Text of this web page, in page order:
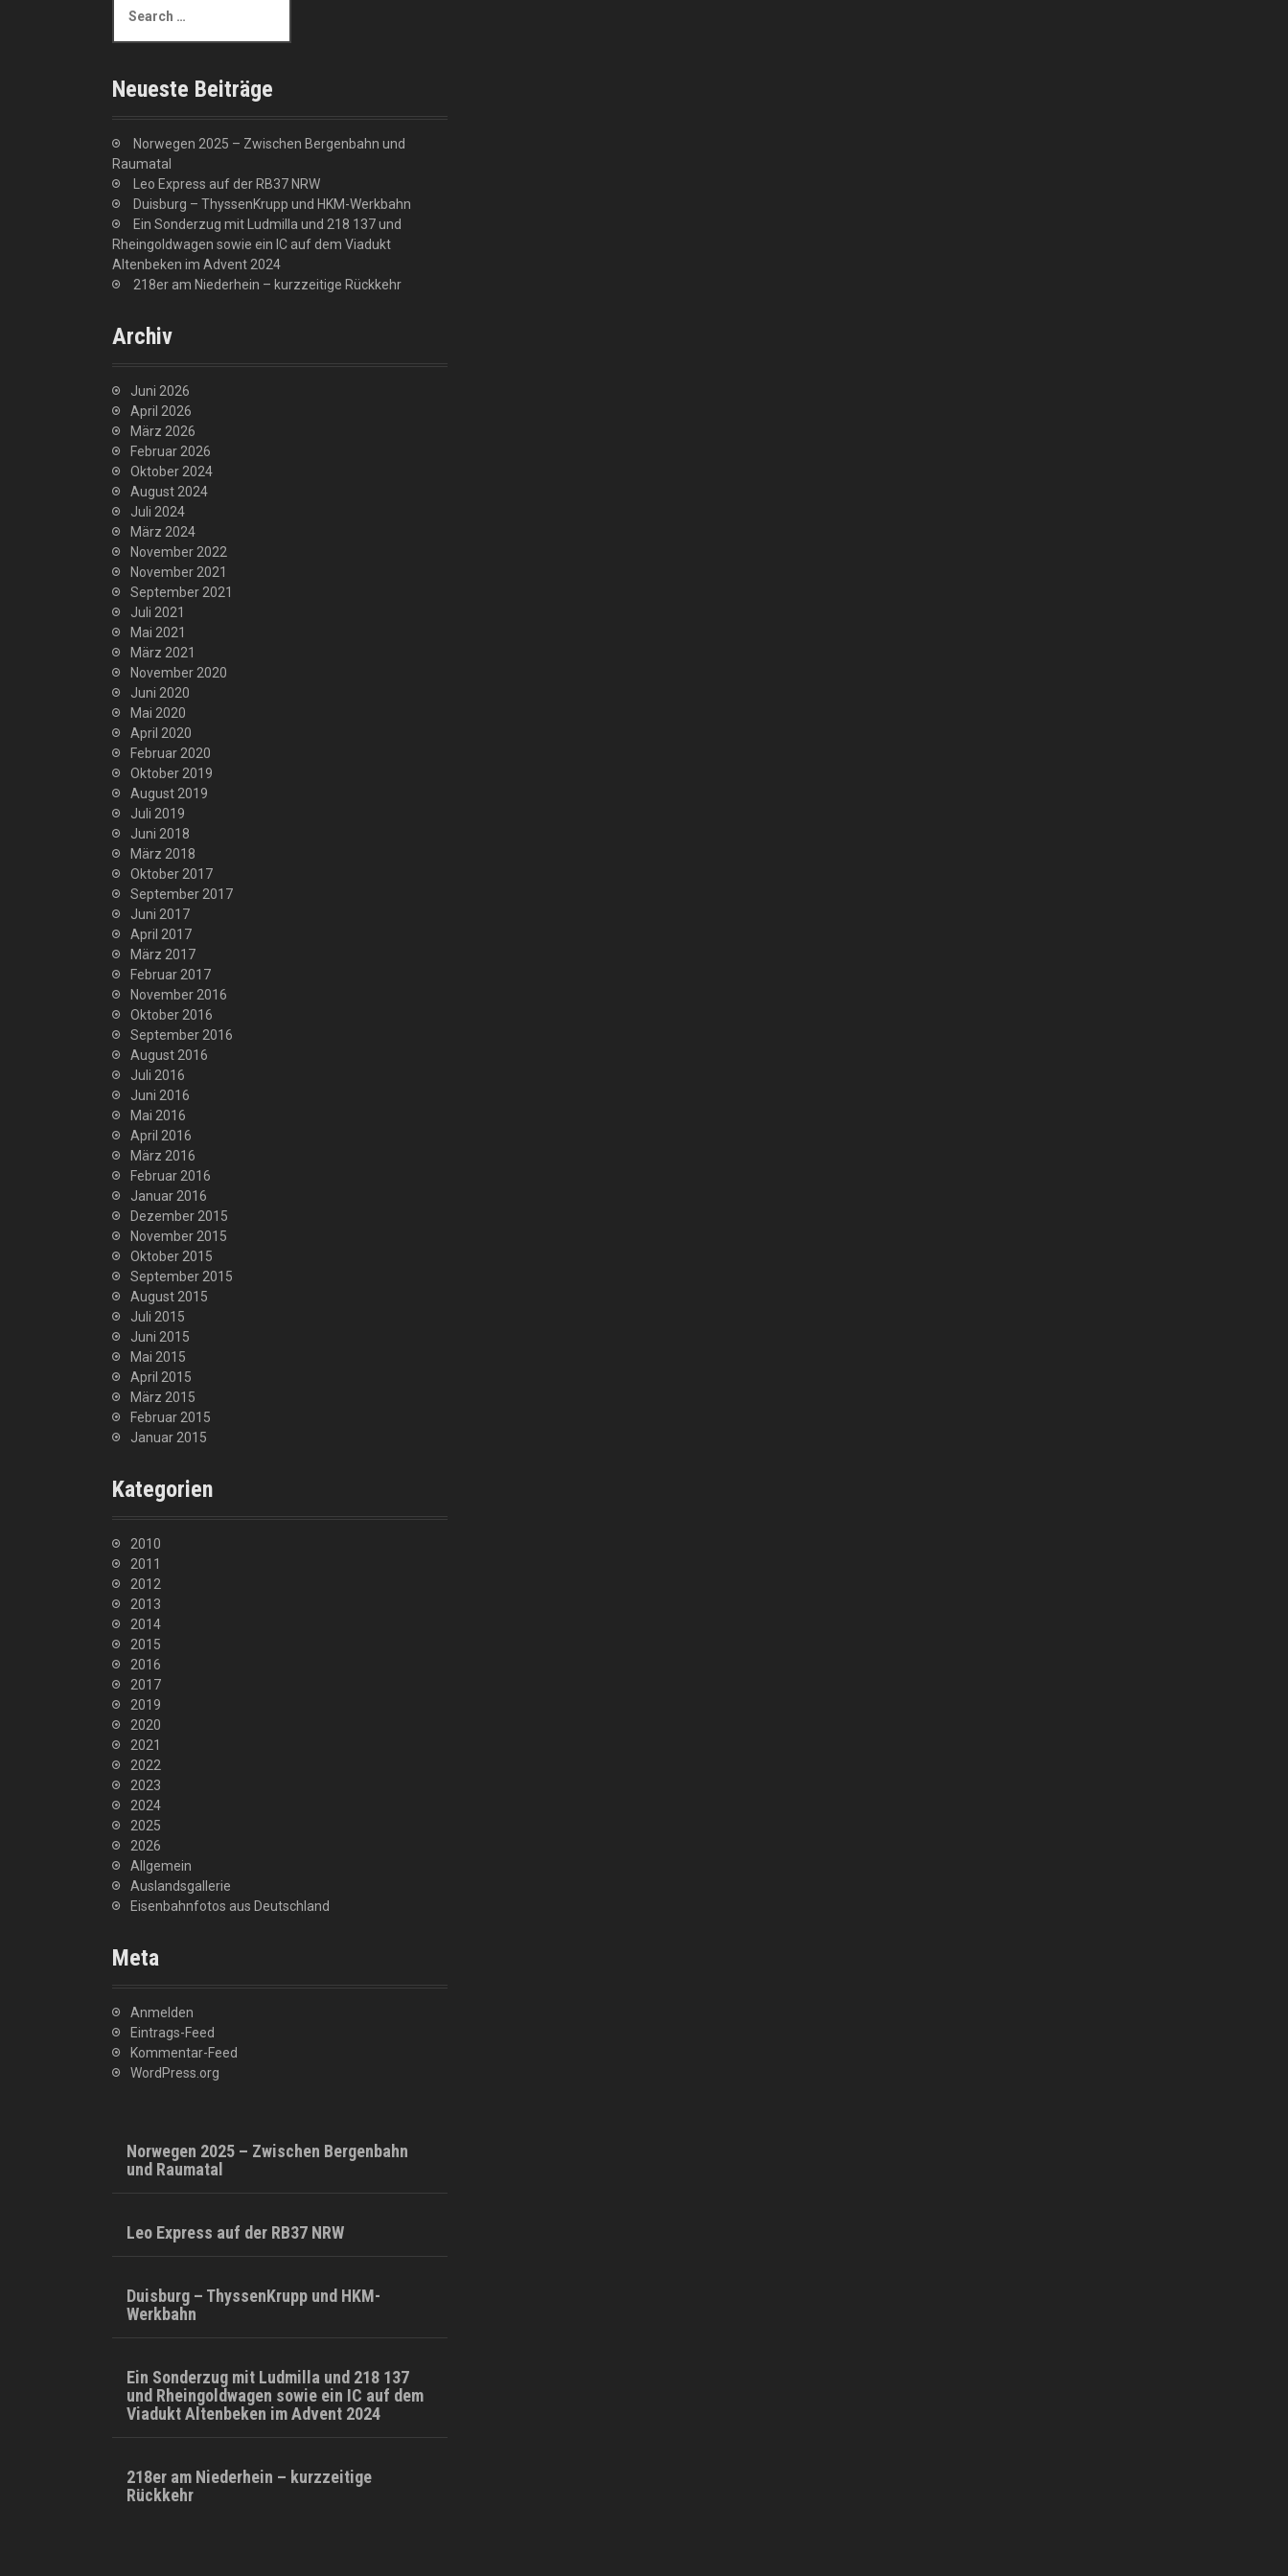
a
c
h
f
o
r
:
Neueste Beiträge
Norwegen 2025 – Zwischen Bergenbahn und
Raumatal
Leo Express auf der RB37 NRW
Duisburg – ThyssenKrupp und HKM-Werkbahn
Ein Sonderzug mit Ludmilla und 218 137 und
Rheingoldwagen sowie ein IC auf dem Viadukt
Altenbeken im Advent 2024
218er am Niederhein – kurzzeitige Rückkehr
Archiv
Juni 2026
April 2026
März 2026
Februar 2026
Oktober 2024
August 2024
Juli 2024
März 2024
November 2022
November 2021
September 2021
Juli 2021
Mai 2021
März 2021
November 2020
Juni 2020
Mai 2020
April 2020
Februar 2020
Oktober 2019
August 2019
Juli 2019
Juni 2018
März 2018
Oktober 2017
September 2017
Juni 2017
April 2017
März 2017
Februar 2017
November 2016
Oktober 2016
September 2016
August 2016
Juli 2016
Juni 2016
Mai 2016
April 2016
März 2016
Februar 2016
Januar 2016
Dezember 2015
November 2015
Oktober 2015
September 2015
August 2015
Juli 2015
Juni 2015
Mai 2015
April 2015
März 2015
Februar 2015
Januar 2015
Kategorien
2010
2011
2012
2013
2014
2015
2016
2017
2019
2020
2021
2022
2023
2024
2025
2026
Allgemein
Auslandsgallerie
Eisenbahnfotos aus Deutschland
Meta
Anmelden
Eintrags-Feed
Kommentar-Feed
WordPress.org
Norwegen 2025 – Zwischen Bergenbahn
und Raumatal
Leo Express auf der RB37 NRW
Duisburg – ThyssenKrupp und HKM-
Werkbahn
Ein Sonderzug mit Ludmilla und 218 137
und Rheingoldwagen sowie ein IC auf dem
Viadukt Altenbeken im Advent 2024
218er am Niederhein – kurzzeitige
Rückkehr